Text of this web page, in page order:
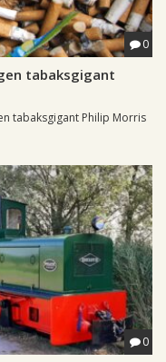
0
tabaksgigant
tabaksgigant Philip Morris
0